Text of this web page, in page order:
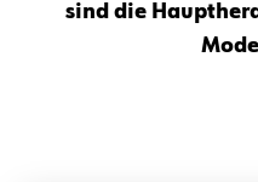
sind die